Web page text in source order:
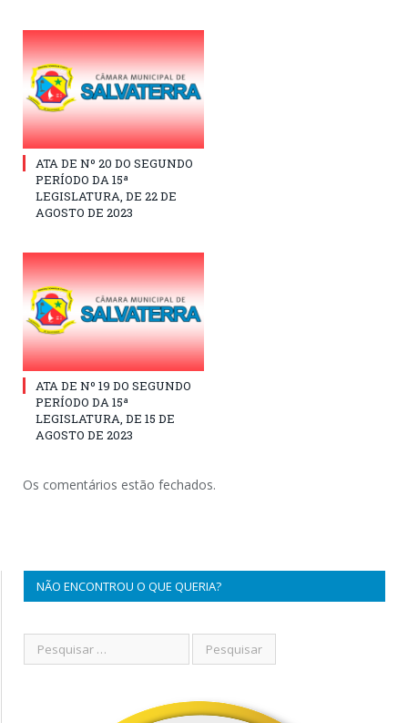
ATA DE Nº 20 DO SEGUNDO
PERÍODO DA 15ª
LEGISLATURA, DE 22 DE
AGOSTO DE 2023
ATA DE Nº 19 DO SEGUNDO
PERÍODO DA 15ª
LEGISLATURA, DE 15 DE
AGOSTO DE 2023
Os comentários estão fechados.
NÃO ENCONTROU O QUE QUERIA?